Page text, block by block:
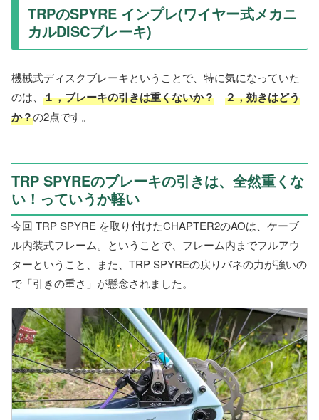
TRPのSPYRE インプレ(ワイヤー式メカニ
カルDISCブレーキ)
機械式ディスクブレーキということで、特に気になっていた
のは、 １，ブレーキの引きは重くないか？
２，効きはどう
か？の2点です。
TRP SPYREのブレーキの引きは、全然重くな
い！っていうか軽い
今回 TRP SPYRE を取り付けたCHAPTER2のAOは、ケーブ
ル内装式フレーム。ということで、フレーム内までフルアウ
ターということ、また、TRP SPYREの戻りバネの力が強いの
で「引きの重さ」が懸念されました。